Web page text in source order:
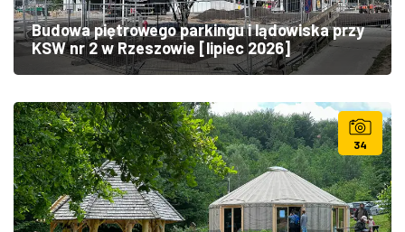
Budowa piętrowego parkingu i lądowiska przy
KSW nr 2 w Rzeszowie [lipiec 2026]
34